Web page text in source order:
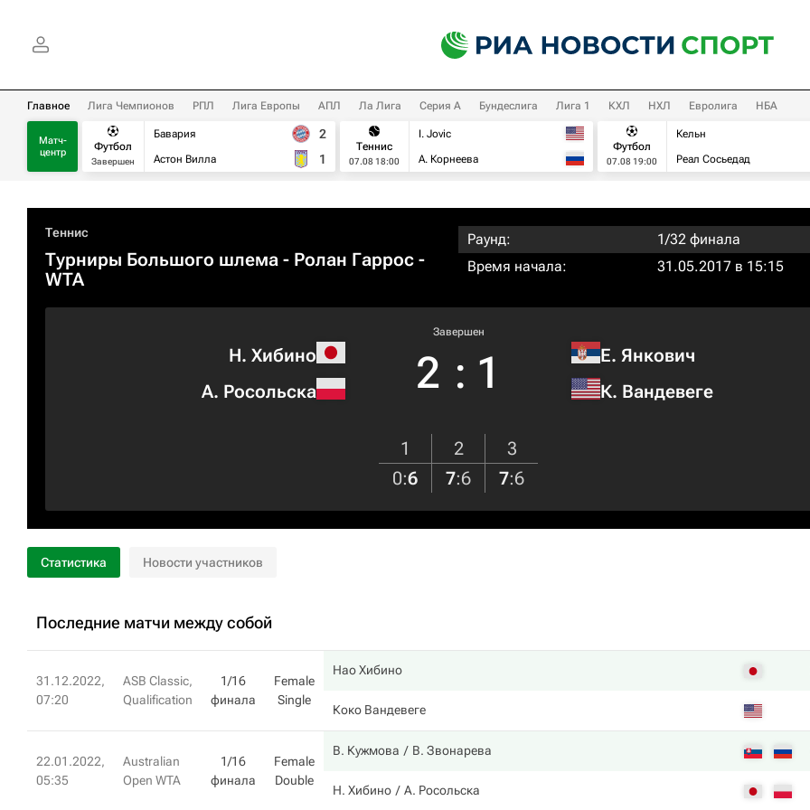
Главное Лига Чемпионов РПЛ Лига Европы АПЛ Ла Лига Серия А Бундеслига Лига 1 КХЛ НХЛ Евролига НБА
Матч-
центр
Футбол
Завершен
Бавария
Астон Вилла
2
1
Теннис
07.08 18:00
I. Jovic
А. Корнеева
Футбол
07.08 19:00
Кельн
Реал Сосьедад
Теннис
Турниры Большого шлема - Ролан Гаррос -
WTA
Раунд:
1/32 финала
Время начала:
31.05.2017 в 15:15
Н. Хибино
А. Росольска
Завершен
2 : 1
Е. Янкович
К. Вандевеге
1 2
3
0:6 7:6 7:6
Статистика Новости участников
Последние матчи между собой
31.12.2022,
07:20
ASB Classic,
Qualification
1/16
финала
Female
Single
Нао Хибино
Коко Вандевеге
22.01.2022,
05:35
Australian
Open WTA
1/16
финала
Female
Double
В. Кужмова В. Звонарева
Н. Хибино А. Росольска